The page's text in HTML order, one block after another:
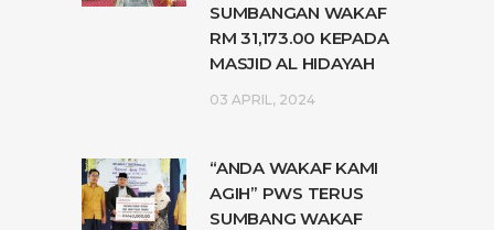
SUMBANGAN WAKAF
RM 31,173.00 KEPADA
MASJID AL HIDAYAH
03 APRIL, 2024
“ANDA WAKAF KAMI
AGIH” PWS TERUS
SUMBANG WAKAF